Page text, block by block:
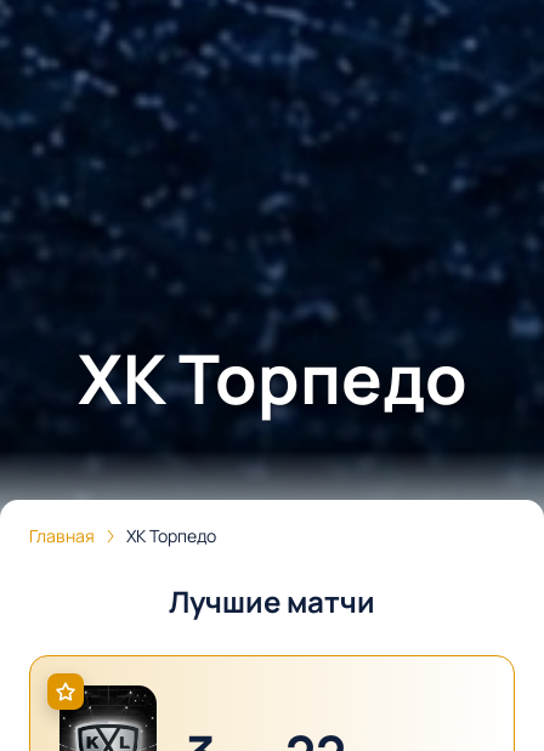
ХК Торпедо
Главная ХК Торпедо
Лучшие матчи